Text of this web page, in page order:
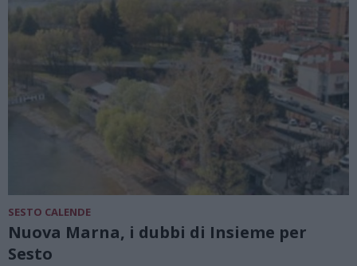
SESTO CALENDE
Nuova Marna, i dubbi di Insieme per
Sesto